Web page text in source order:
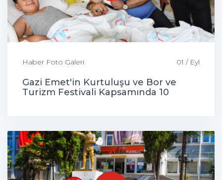
Haber Foto Galeri 01 / Eyl
Gazi Emet'in Kurtuluşu ve Bor ve
Turizm Festivali Kapsamında 10